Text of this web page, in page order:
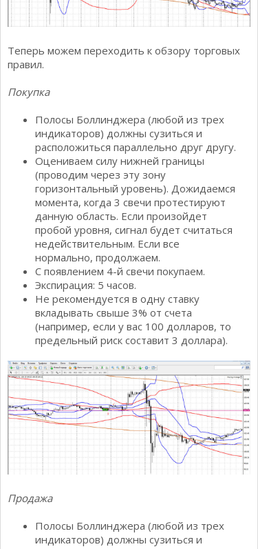
Теперь можем переходить к обзору торговых
правил.
Покупка
Полосы Боллинджера (любой из трех
индикаторов) должны сузиться и
расположиться параллельно друг другу.
Оцениваем силу нижней границы
(проводим через эту зону
горизонтальный уровень). Дожидаемся
момента, когда 3 свечи протестируют
данную область. Если произойдет
пробой уровня, сигнал будет считаться
недействительным. Если все
нормально, продолжаем.
С появлением 4-й свечи покупаем.
Экспирация: 5 часов.
Не рекомендуется в одну ставку
вкладывать свыше 3% от счета
(например, если у вас 100 долларов, то
предельный риск составит 3 доллара).
Продажа
Полосы Боллинджера (любой из трех
индикаторов) должны сузиться и